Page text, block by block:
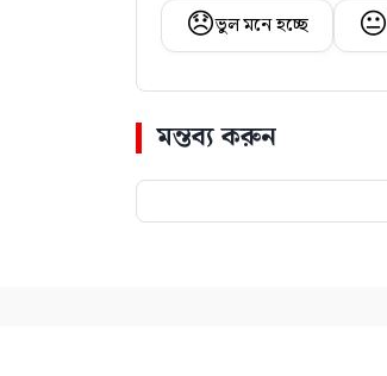
😞ভুল মনে হচ্ছে 😐
মন্তব্য করুন